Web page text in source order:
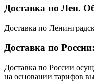
Доставка по Лен.
Доставка по
Доставка по России:
Доставка по России
на основании тарифов